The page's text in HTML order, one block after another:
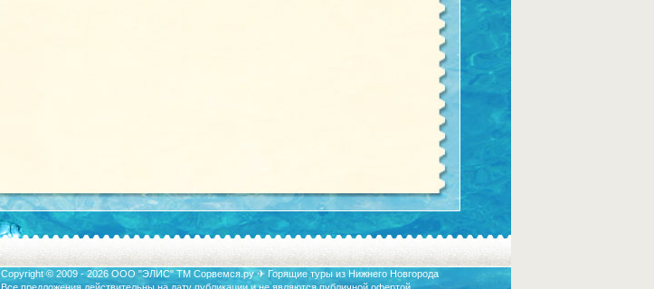
Copyright © 2009 - 2026 ООО "ЭЛИС" ТМ Сорвемся.ру ✈ Горящие туры из Нижнего Новгорода